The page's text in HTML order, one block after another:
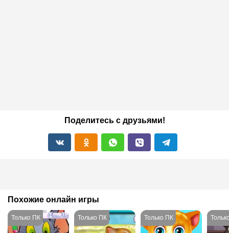
Поделитесь с друзьями!
Похожие онлайн игры